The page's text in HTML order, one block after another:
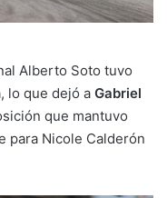
Alberto Soto tuvo
lo que dejó a Gabriel
que mantuvo
para Nicole Calderón